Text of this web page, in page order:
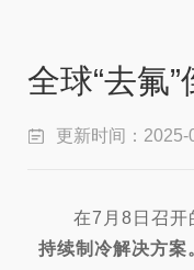
全球“去氟
更新时间：2025-
在7月8日召开
持续制冷解决方案